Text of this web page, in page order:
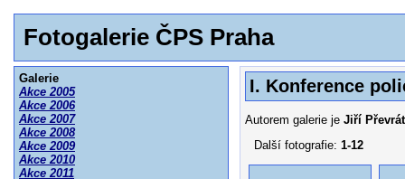
Fotogalerie ČPS Praha
Galerie
Akce 2005
Akce 2006
Akce 2007
Akce 2008
Akce 2009
Akce 2010
Akce 2011
I. Konference
Autorem galerie je Jiří
Další fotografie: 1-12